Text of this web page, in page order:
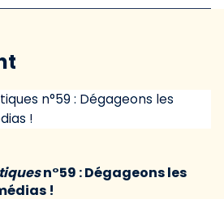
n°59 : Dégageons les
!